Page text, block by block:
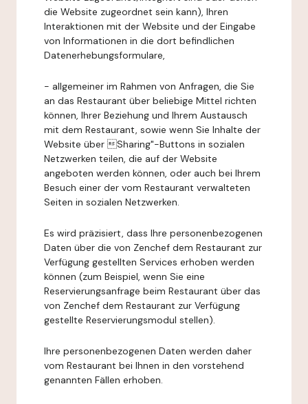
die Website zugeordnet sein kann), Ihren
Interaktionen mit der Website und der Eingabe
von Informationen in die dort befindlichen
Datenerhebungsformulare,
- allgemeiner im Rahmen von Anfragen, die Sie
an das Restaurant über beliebige Mittel richten
können, Ihrer Beziehung und Ihrem Austausch
mit dem Restaurant, sowie wenn Sie Inhalte der
Website über Sharing"-Buttons in sozialen
Netzwerken teilen, die auf der Website
angeboten werden können, oder auch bei Ihrem
Besuch einer der vom Restaurant verwalteten
Seiten in sozialen Netzwerken.
Es wird präzisiert, dass Ihre personenbezogenen
Daten über die von Zenchef dem Restaurant zur
Verfügung gestellten Services erhoben werden
können (zum Beispiel, wenn Sie eine
Reservierungsanfrage beim Restaurant über das
von Zenchef dem Restaurant zur Verfügung
gestellte Reservierungsmodul stellen).
Ihre personenbezogenen Daten werden daher
vom Restaurant bei Ihnen in den vorstehend
genannten Fällen erhoben.